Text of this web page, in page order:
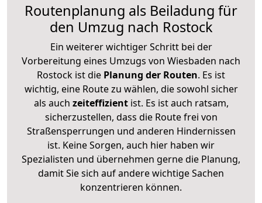
Routenplanung als Beiladung für
den Umzug nach Rostock
Ein weiterer wichtiger Schritt bei der
Vorbereitung eines Umzugs von Wiesbaden nach
Rostock ist die Planung der Routen. Es ist
wichtig, eine Route zu wählen, die sowohl sicher
als auch zeiteffizientist. Es ist auch ratsam,
sicherzustellen, dass die Route frei von
Straßensperrungen und anderen Hindernissen
ist. Keine Sorgen, auch hier haben wir
Spezialisten und übernehmen gerne die Planung,
damit Sie sich auf andere wichtige Sachen
konzentrieren können.